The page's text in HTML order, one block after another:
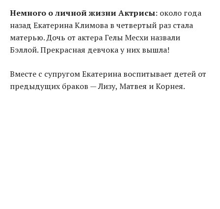
Немного о личной жизни Актрисы: около года
назад Екатерина Климова в четвертый раз стала
матерью. Дочь от актера Гелы Месхи назвали
Бэллой. Прекрасная девчока у них вышла!
Вместе с супругом Екатерина воспитывает детей от
предыдущих браков — Лизу, Матвея и Корнея.